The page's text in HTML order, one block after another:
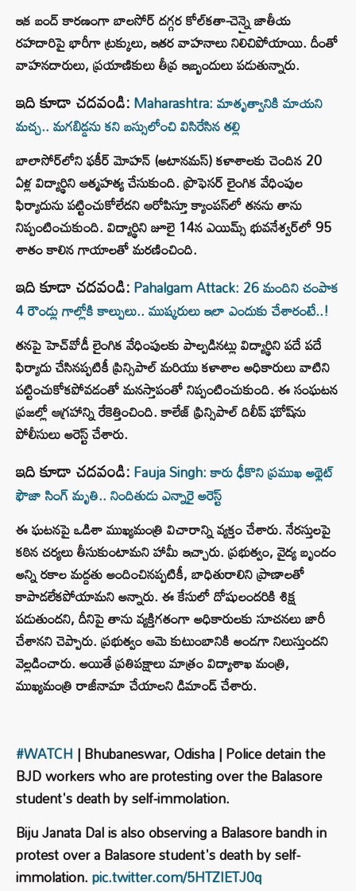
ఇక బంద్ కారణంగా బాలసోర్ దగ్గర కోల్‌కతా-చెన్నై జాతీయ
రహదారిపై భారీగా ట్రక్కులు, ఇతర వాహనాలు నిలిచిపోయాయి. దీంతో
వాహనదారులు, ప్రయాణికులు తీవ్ర ఇబ్బందులు పడుతున్నారు.
ఇది కూడా చదవండి:Maharashtra: మాతృత్వానికి మాయని
మచ్చ.. మగబిడ్డను కని బస్సులోంచి విసిరేసిన తల్లి
బాలాసోర్‌లోని ఫకీర్ మోహన్ (అటానమస్) కళాశాలకు చెందిన 20
ఏళ్ల విద్యార్థిని ఆత్మహత్య చేసుకుంది. ప్రొఫెసర్ లైంగిక వేధింపుల
ఫిర్యాదును పట్టించుకోలేదని ఆరోపిస్తూ క్యాంపస్‌లో తనను తాను
నిప్పంటించుకుంది. విద్యార్థిని జూలై 14న ఎయిమ్స్ భువనేశ్వర్‌లో 95
శాతం కాలిన గాయాలతో మరణించింది.
ఇది కూడా చదవండి:Pahalgam Attack: 26 మందిని చంపాక
4 రౌండ్లు గాల్లోకి కాల్పులు.. ముష్కరులు ఇలా ఎందుకు చేశారంటే..!
తనపై హెచ్‌వోడీ లైంగిక వేధింపులకు పాల్పడినట్లు విద్యార్థిని పదే పదే
ఫిర్యాదు చేసినప్పటికీ ప్రిన్సిపాల్ మరియు కళాశాల అధికారులు వాటిని
పట్టించుకోకపోవడంతో మనస్తాపంతో నిప్పంటించుకుంది. ఈ సంఘటన
ప్రజల్లో ఆగ్రహాన్ని రేకెత్తించింది. కాలేజ్ ఫ్రిన్సిపాల్ దిలీప్ ఘోష్‌ను
పోలీసులు అరెస్ట్ చేశారు.
ఇది కూడా చదవండి:Fauja Singh: కారు ఢీకొని ప్రముఖ అథ్లెట్‌
ఫౌజా సింగ్‌ మృతి.. నిందితుడు ఎన్నారై అరెస్ట్
ఈ ఘటనపై ఒడిశా ముఖ్యమంత్రి విచారాన్ని వ్యక్తం చేశారు. నేరస్తులపై
కఠిన చర్యలు తీసుకుంటామని హామీ ఇచ్చారు. ప్రభుత్వం, వైద్య బృందం
అన్ని రకాల మద్దతు అందించినప్పటికీ, బాధితురాలిని ప్రాణాలతో
కాపాడలేకపోయామని అన్నారు. ఈ కేసులో దోషులందరికి శిక్ష
పడుతుందని, దీనిపై తాను వ్యక్తిగతంగా అధికారులకు సూచనలు జారీ
చేశానని చెప్పారు. ప్రభుత్వం ఆమె కుటుంబానికి అండగా నిలుస్తుందని
వెల్లడించారు. అయితే ప్రతిపక్షాలు మాత్రం విద్యాశాఖ మంత్రి,
ముఖ్యమంత్రి రాజీనామా చేయాలని డిమాండ్ చేశారు.
#WATCH | Bhubaneswar, Odisha | Police detain the
BJD workers who are protesting over the Balasore
student's death by self-immolation.
Biju Janata Dal is also observing a Balasore bandh in
protest over a Balasore student's death by self-
immolation.pic.twitter.com/5HTZIETJ0q